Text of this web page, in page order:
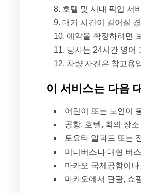
호텔 및 시내 픽업 서
대기 시간이 길어질
예약을 확정하려면
당사는 24시간 영어
차량 사진은 참고용
이 서비스는 다음
어린이 또는 노인이
공항, 호텔, 회의 장
토요타 알파드 또는
미니버스나 대형 버
마카오 국제공항이
마카오에서 관광, 쇼